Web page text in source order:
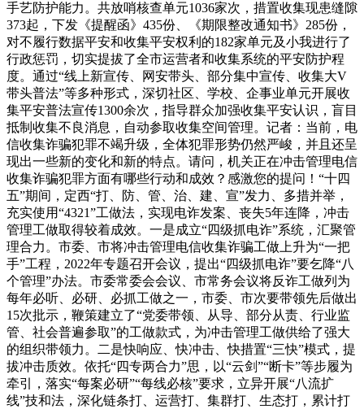
手艺防护能力。共放哨核查单元1036家次，措置收集现患缝隙
373起，下发《提醒函》435份、《期限整改通知书》285份，
对不履行数据平安和收集平安权利的182家单元及小我进行了
行政惩罚，切实提拔了全市运营者和收集系统的平安防护程
度。通过“线上新宣传、网安带头、部分集中宣传、收集大V
带头普法”等多种形式，深切社区、学校、企事业单元开展收
集平安普法宣传1300余次，指导群众加强收集平安认识，盲目
抵制收集不良消息，自动参取收集空间管理。记者：当前，电
信收集诈骗犯罪不竭升级，全体犯罪形势仍然严峻，并且还呈
现出一些新的变化和新的特点。请问，机关正在冲击管理电信
收集诈骗犯罪方面有哪些行动和成效？感激您的提问！“十四
五”期间，定西“打、防、管、治、建、宣”发力、多措并举，
充实使用“4321”工做法，实现电诈发案、丧失5年连降，冲击
管理工做取得较着成效。一是成立“四级抓电诈”系统，汇聚管
理合力。市委、市将冲击管理电信收集诈骗工做上升为“一把
手”工程，2022年专题召开会议，提出“四级抓电诈”要乞降“八
个管理”办法。市委常委会会议、市常务会议将反诈工做列为
每年必听、必研、必抓工做之一，市委、市次要带领先后做出
15次批示，鞭策建立了“党委带领、从导、部分从责、行业监
管、社会普遍参取”的工做款式，为冲击管理工做供给了强大
的组织带领力。二是快响应、快冲击、快措置“三快”模式，提
拔冲击质效。依托“四专两合力”思，以“云剑”“断卡”等步履为
牵引，落实“每案必研”“每线必核”要求，立异开展“八流扩
线”技和法，深化链条打、运营打、集群打、生态打，累计打